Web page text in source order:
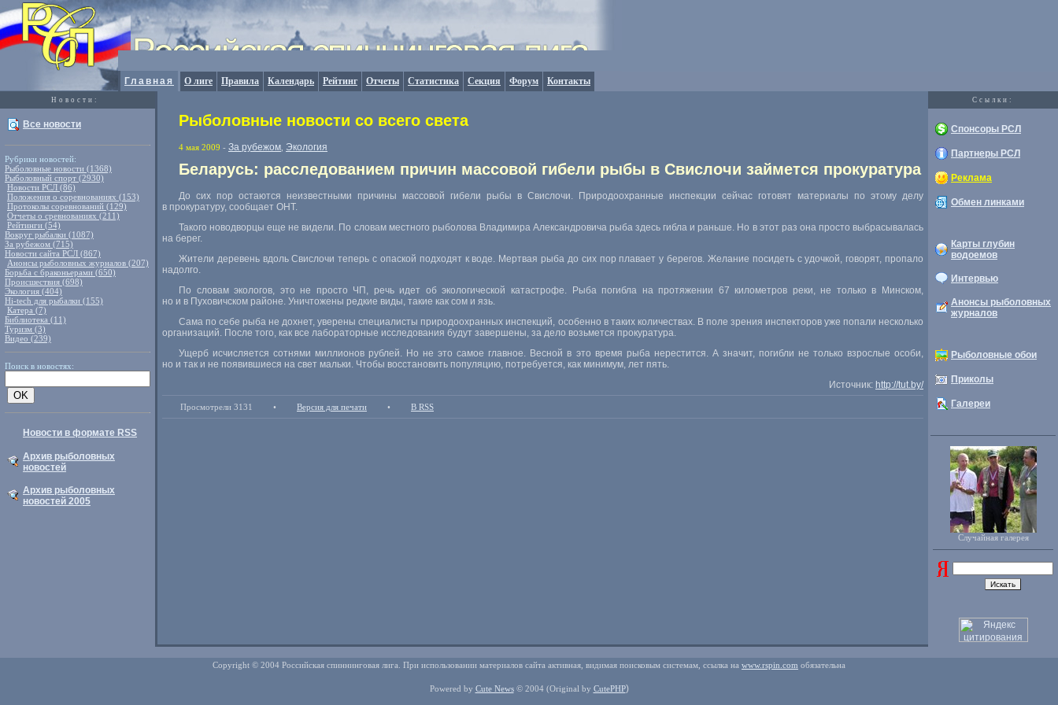
Главная О лиге Правила Календарь Рейтинг Отчеты Статистика Секция Форум Контакты
Новости: Cсылки:
Все новости
Рубрики новостей:
Рыболовные новости (1368)
Рыболовный спорт (2930)
Новости РСЛ (86)
Положения о соревнованиях (153)
Протоколы соревнований (129)
Отчеты о сревнованиях (211)
Рейтинги (54)
Вокруг рыбалки (1087)
За рубежом (715)
Новости сайта РСЛ (867)
Анонсы рыболовных журналов (207)
Борьба с браконьерами (650)
Происшествия (698)
Экология (404)
Hi-tech для рыбалки (155)
Катера (7)
Библиотека (11)
Туризм (3)
Видео (239)
Поиск в новостях:
Новости в формате RSS
Архив рыболовных
новостей
Архив рыболовных
новостей 2005
Рыболовные новости со всего света
4 мая 2009 - За рубежом Экология
Беларусь: расследованием причин массовой гибели рыбы в Свислочи займется прокуратура
До сих пор остаются неизвестными причины массовой гибели рыбы в Свислочи. Природоохранные инспекции сейчас готовят материалы по этому делу
в прокуратуру, сообщает ОНТ.
Такого новодворцы еще не видели. По словам местного рыболова Владимира Александровича рыба здесь гибла и раньше. Но в этот раз она просто выбрасывалась
на берег.
Жители деревень вдоль Свислочи теперь с опаской подходят к воде. Мертвая рыба до сих пор плавает у берегов. Желание посидеть с удочкой, говорят, пропало
надолго.
По словам экологов, это не просто ЧП, речь идет об экологической катастрофе. Рыба погибла на протяжении 67 километров реки, не только в Минском,
но и в Пуховичском районе. Уничтожены редкие виды, такие как сом и язь.
Сама по себе рыба не дохнет, уверены специалисты природоохранных инспекций, особенно в таких количествах. В поле зрения инспекторов уже попали несколько
организаций. После того, как все лабораторные исследования будут завершены, за дело возьмется прокуратура.
Ущерб исчисляется сотнями миллионов рублей. Но не это самое главное. Весной в это время рыба нерестится. А значит, погибли не только взрослые особи,
но и так и не появившиеся на свет мальки. Чтобы восстановить популяцию, потребуется, как минимум, лет пять.
Источник: http://tut.by/
Просмотрели 3131 • Версия для печати • В RSS
Спонсоры РСЛ
Партнеры РСЛ
Реклама
Обмен линками
Карты глубин
водоемов
Интервью
Анонсы рыболовных
журналов
Рыболовные обои
Приколы
Галереи
Случайная галерея
Copyright © 2004 Российская спиннинговая лига. При использовании материалов сайта активная, видимая поисковым системам, ссылка на www.rspin.com обязательна
Powered by Cute News© 2004 (Original by CutePHP)